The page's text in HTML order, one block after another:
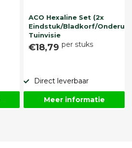
ACO Hexaline Set (2x
Eindstuk/Bladkorf/
Tuinvisie
€18,79 per stuks
Direct leverbaar
Meer informatie